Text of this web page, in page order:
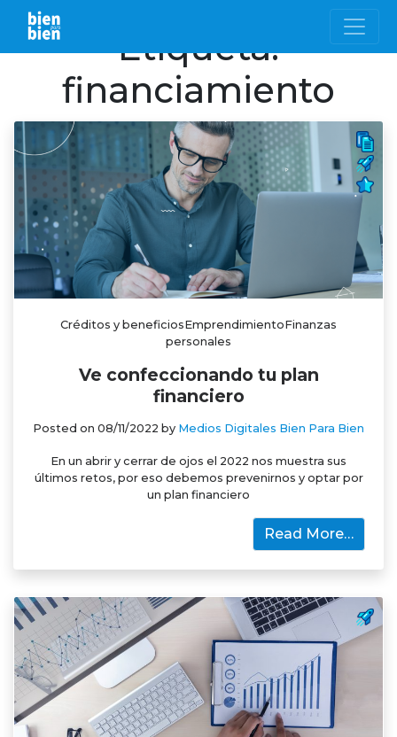
Etiqueta:
financiamiento
Créditos y beneficiosEmprendimientoFinanzas
personales
Ve confeccionando tu plan
financiero
Posted on 08/11/2022 by Medios Digitales Bien Para Bien
En un abrir y cerrar de ojos el 2022 nos muestra sus
últimos retos, por eso debemos prevenirnos y optar por
un plan financiero
Read More…